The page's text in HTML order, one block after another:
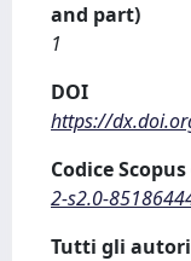
and part)
1
DOI
https://
Codice
2-s2.0-
Tutti gli autori